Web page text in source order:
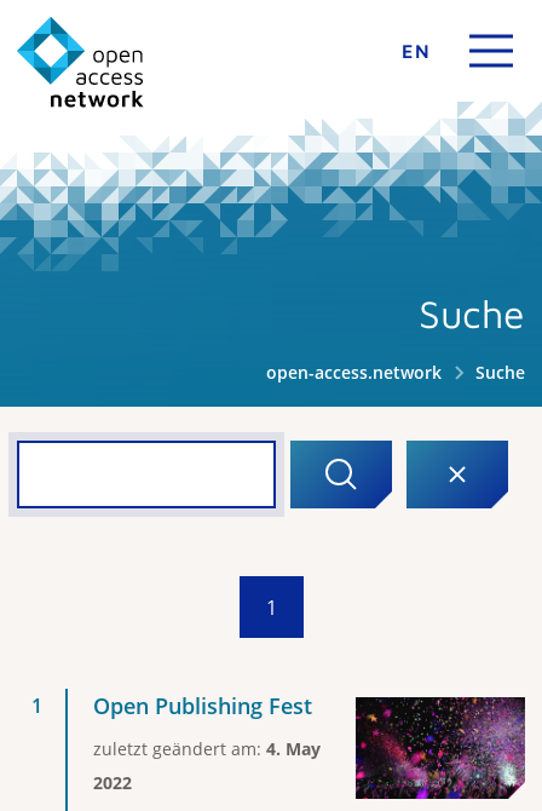
EN
Suche
open-access.network Suche
1
Open Publishing Fest
zuletzt geändert am: 4. May
2022